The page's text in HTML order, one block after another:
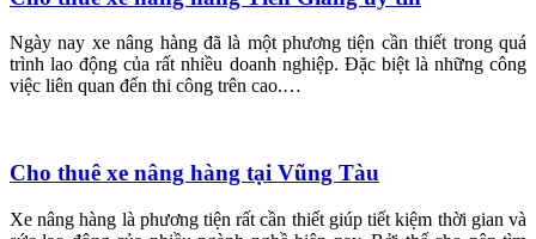
Ngày nay xe nâng hàng đã là một phương tiện cần thiết trong quá
trình lao động của rất nhiều doanh nghiệp. Đặc biệt là những công
việc liên quan đến thi công trên cao.…
Cho thuê xe nâng hàng tại Vũng Tàu
Xe nâng hàng là phương tiện rất cần thiết giúp tiết kiệm thời gian và